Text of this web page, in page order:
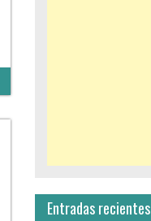
Entradas recientes